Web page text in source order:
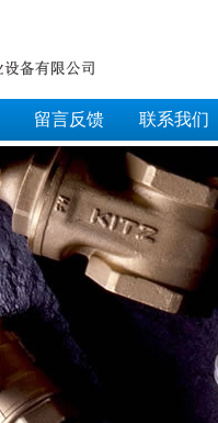
留言反馈 联系我们